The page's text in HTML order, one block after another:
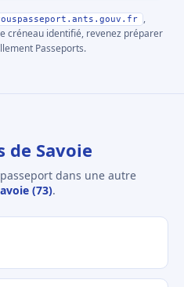
,
créneau identifié, revenez préparer
Passeports.
de Savoie
dans une autre
(73).